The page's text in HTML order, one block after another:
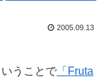
2005.09.13
うことで 「Fruta